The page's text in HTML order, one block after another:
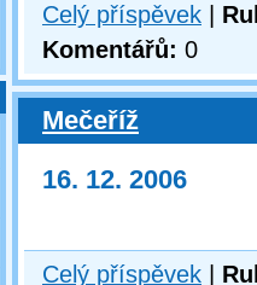
Celý příspěvek
Komentářů: 0
Mečeříž
16. 12. 2006
Celý příspěvek